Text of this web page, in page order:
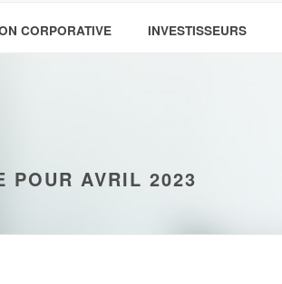
CORPORATIVE INVESTISSEURS
POUR AVRIL 2023